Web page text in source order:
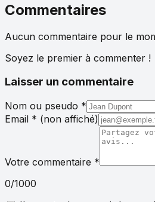
Commentaires
Aucun commentaire pour le
Soyez le premier à commenter !
Laisser un commentaire
Nom ou pseudo *
Email * (non affiché)
Votre commentaire *
0/1000